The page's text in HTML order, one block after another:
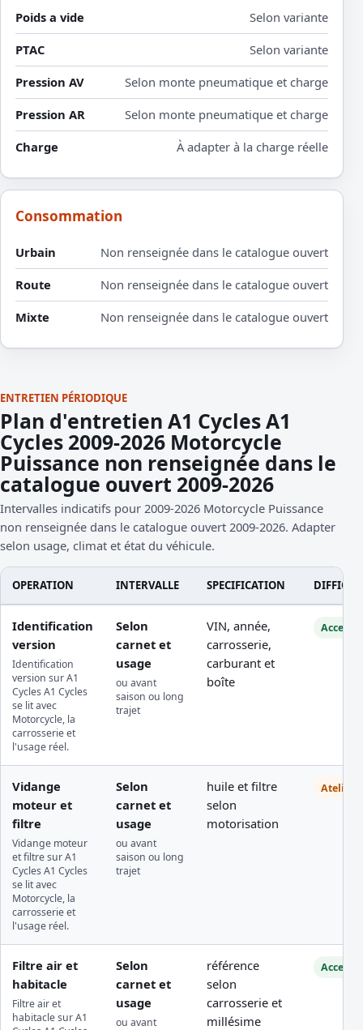
Poids a vide
Selon variante
PTAC
Selon variante
Pression AV
Selon monte pneumatique et charge
Pression AR
Selon monte pneumatique et charge
Charge
À adapter à la charge réelle
Consommation
Urbain
Non renseignée dans le catalogue ouvert
Route
Non renseignée dans le catalogue ouvert
Mixte
Non renseignée dans le catalogue ouvert
ENTRETIEN PÉRIODIQUE
Plan d'entretien A1 Cycles A1
Cycles 2009-2026 Motorcycle
Puissance non renseignée dans le
catalogue ouvert 2009-2026
Intervalles indicatifs pour 2009-2026 Motorcycle Puissance
non renseignée dans le catalogue ouvert 2009-2026. Adapter
selon usage, climat et état du véhicule.
OPERATION INTERVALLE SPECIFICATION
Identification
version
Identification
version sur A1
Cycles A1 Cycles
se lit avec
Motorcycle, la
carrosserie et
l'usage réel.
Selon
carnet et
usage
ou avant
saison ou long
trajet
VIN, année,
carrosserie,
carburant et
boîte
Vidange
moteur et
filtre
Vidange moteur
et filtre sur A1
Cycles A1 Cycles
se lit avec
Motorcycle, la
carrosserie et
l'usage réel.
Selon
carnet et
usage
ou avant
saison ou long
trajet
huile et filtre
selon
motorisation
Atelier
Filtre air et
habitacle
Filtre air et
habitacle sur A1
Selon
carnet et
usage
ou avant
référence
selon
carrosserie et
millésime